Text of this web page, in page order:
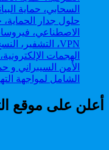
الأمن السيبراني و
الشامل لمواجهة
أعلن على موقع